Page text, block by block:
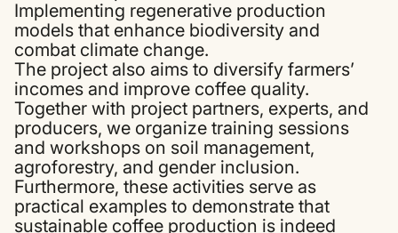
Implementing regenerative production
models that enhance biodiversity and
combat climate change.
The project also aims to diversify farmers’
incomes and improve coffee quality.
Together with project partners, experts, and
producers, we organize training sessions
and workshops on soil management,
agroforestry, and gender inclusion.
Furthermore, these activities serve as
practical examples to demonstrate that
sustainable coffee production is indeed